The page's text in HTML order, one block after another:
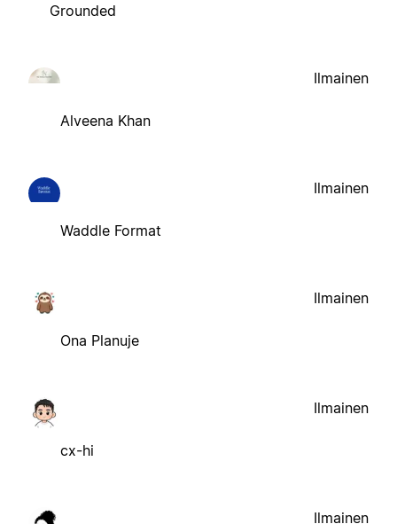
Grounded
Alveena Khan
Ilmainen
Waddle Format
Ilmainen
Ona Planuje
Ilmainen
cx-hi
Ilmainen
Ilmainen